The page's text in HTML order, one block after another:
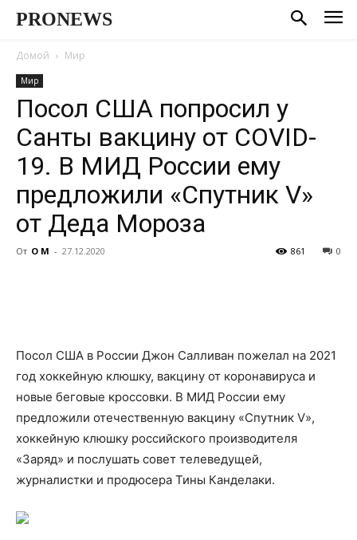
PRONEWS
Домой Мир
Мир
Посол США попросил у
Санты вакцину от COVID-
19. В МИД России ему
предложили «Спутник V»
от Деда Мороза
От О М - 27.12.2020 0
861
Посол США в России Джон Салливан пожелал на 2021
год хоккейную клюшку, вакцину от коронавируса и
новые беговые кроссовки. В МИД России ему
предложили отечественную вакцину «Спутник V»,
хоккейную клюшку российского производителя
«Заряд» и послушать совет телеведущей,
журналистки и продюсера Тины Канделаки.